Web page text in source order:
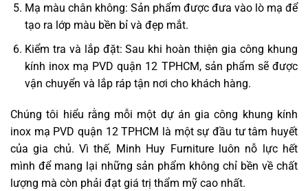
Mạ màu chân không: Sản phẩm được đưa vào lò mạ để
tạo ra lớp màu bền bỉ và đẹp mắt.
Kiểm tra và lắp đặt: Sau khi hoàn thiện gia công khung
kính inox mạ PVD quận 12 TPHCM, sản phẩm sẽ được
vận chuyển và lắp ráp tận nơi cho khách hàng.
Chúng tôi hiểu rằng mỗi một dự án gia công khung kính
inox mạ PVD quận 12 TPHCM là một sự đầu tư tâm huyết
của gia chủ. Vì thế, Minh Huy Furniture luôn nỗ lực hết
mình để mang lại những sản phẩm không chỉ bền về chất
lượng mà còn phải đạt giá trị thẩm mỹ cao nhất.